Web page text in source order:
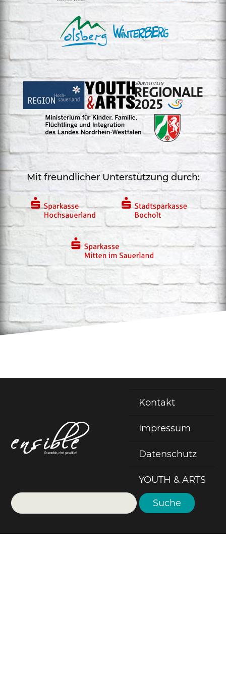
Mit freundlicher Unterstützung durch:
Fußzeile
Kontakt
Impressum
Datenschutz
YOUTH & ARTS
Suche